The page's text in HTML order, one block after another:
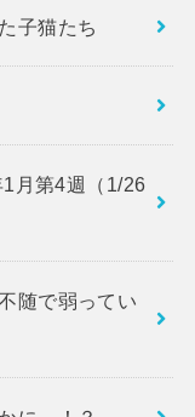
子猫たち
1月第4週（1/26
随で弱ってい